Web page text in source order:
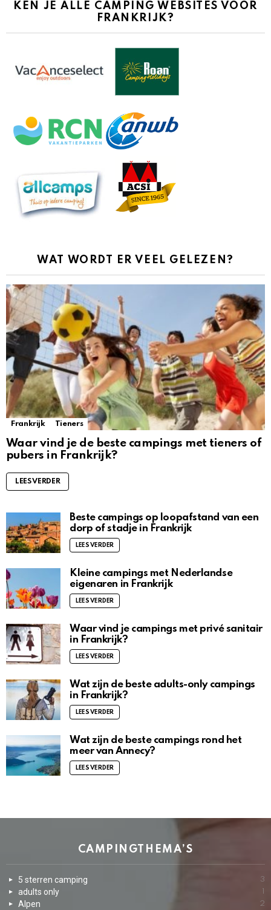
KEN JE ALLE CAMPING WEBSITES VOOR
FRANKRIJK?
WAT WORDT ER VEEL GELEZEN?
Frankrijk Tieners
Waar vind je de beste campings met tieners of
pubers in Frankrijk?
LEES VERDER
Beste campings op loopafstand van een
dorp of stadje in Frankrijk
LEES VERDER
Kleine campings met Nederlandse
eigenaren in Frankrijk
LEES VERDER
Waar vind je campings met privé sanitair
in Frankrijk?
LEES VERDER
Wat zijn de beste adults-only campings
in Frankrijk?
LEES VERDER
Wat zijn de beste campings rond het
meer van Annecy?
LEES VERDER
CAMPINGTHEMA’S
5 sterren camping 3
adults only 1
Alpen 2